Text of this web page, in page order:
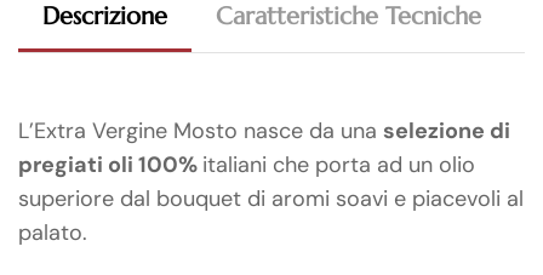
Descrizione Caratteristiche Tecniche
L’Extra Vergine Mosto nasce da una selezione di
pregiati oli 100% italiani che porta ad un olio
superiore dal bouquet di aromi soavi e piacevoli al
palato.